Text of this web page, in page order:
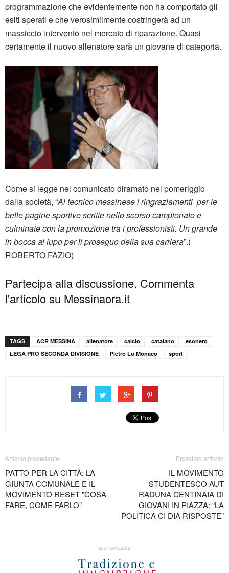
programmazione che evidentemente non ha comportato gli
esiti sperati e che verosimilmente costringerà ad un
massiccio intervento nel mercato di riparazione. Quasi
certamente il nuovo allenatore sarà un giovane di categoria.
Come si legge nel comunicato diramato nel pomeriggio
dalla società, “Al tecnico messinese i ringraziamenti per le
belle pagine sportive scritte nello scorso campionato e
culminate con la promozione tra i professionisti. Un grande
in bocca al lupo per il proseguo della sua carriera”.(
ROBERTO FAZIO)
Partecipa alla discussione. Commenta
l'articolo su Messinaora.it
TAGS ACR MESSINA allenatore calcio catalano
esonero
LEGA PRO SECONDA DIVISIONE
Pietro Lo Monaco sport
Articolo precedente
PATTO PER LA CITTÀ: LA
GIUNTA COMUNALE E IL
MOVIMENTO RESET "COSA
FARE, COME FARLO"
Prossimo articolo
IL MOVIMENTO
STUDENTESCO AUT
RADUNA CENTINAIA DI
GIOVANI IN PIAZZA: “LA
POLITICA CI DIA RISPOSTE”
sponsorizzata